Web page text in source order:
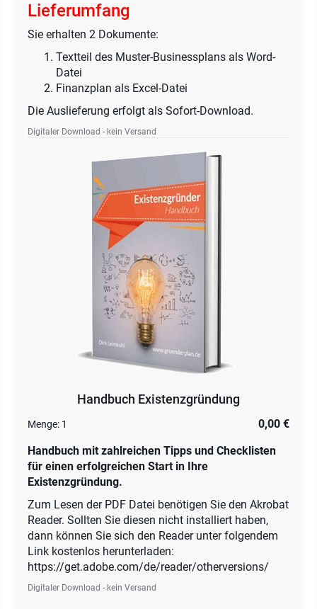
Lieferumfang
Sie erhalten 2 Dokumente:
Textteil des Muster-Businessplans als Word-
Datei
Finanzplan als Excel-Datei
Die Auslieferung erfolgt als Sofort-Download.
Digitaler Download - kein Versand
Handbuch Existenzgründung
Menge: 1
0,00 €
Handbuch mit zahlreichen Tipps und Checklisten
für einen erfolgreichen Start in Ihre
Existenzgründung.
Zum Lesen der PDF Datei benötigen Sie den Akrobat
Reader. Sollten Sie diesen nicht installiert haben,
dann können Sie sich den Reader unter folgendem
Link kostenlos herunterladen:
https://get.adobe.com/de/reader/otherversions/
Digitaler Download - kein Versand